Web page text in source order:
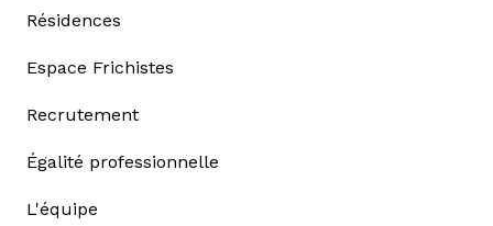
Résidences
Espace Frichistes
Recrutement
Égalité professionnelle
L'équipe